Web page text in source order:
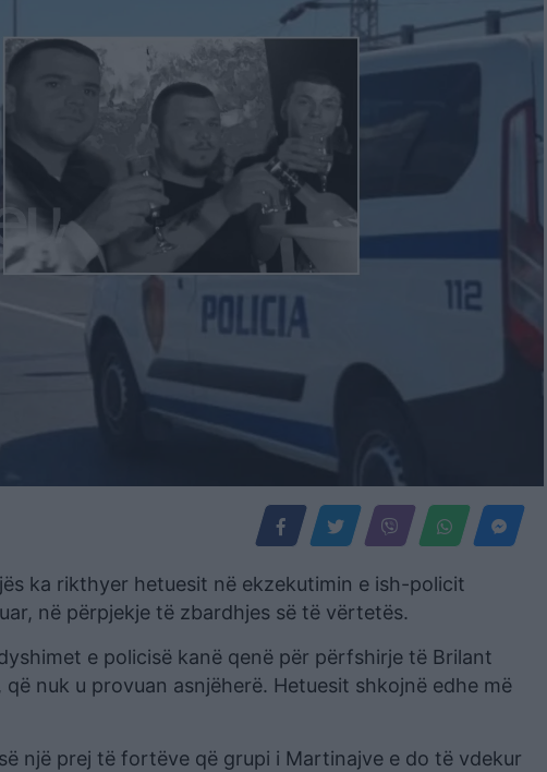
ka rikthyer hetuesit në ekzekutimin e ish-policit
në përpjekje të zbardhjes së të vërtetës.
e policisë kanë qenë për përfshirje të Brilant
nuk u provuan asnjëherë. Hetuesit shkojnë edhe më
një prej të fortëve që grupi i Martinajve e do të vdekur